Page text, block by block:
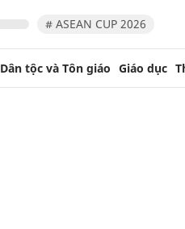
# ASEAN CUP 2026
Dân tộc và Tôn giáo Giáo dục